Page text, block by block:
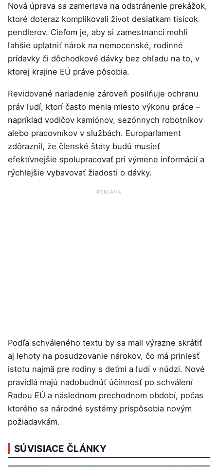
Nová úprava sa zameriava na odstránenie prekážok,
ktoré doteraz komplikovali život desiatkam tisícok
pendlerov. Cieľom je, aby si zamestnanci mohli
ľahšie uplatniť nárok na nemocenské, rodinné
prídavky či dôchodkové dávky bez ohľadu na to, v
ktorej krajine EÚ práve pôsobia.
Revidované nariadenie zároveň posilňuje ochranu
práv ľudí, ktorí často menia miesto výkonu práce –
napríklad vodičov kamiónov, sezónnych robotníkov
alebo pracovníkov v službách. Europarlament
zdôraznil, že členské štáty budú musieť
efektívnejšie spolupracovať pri výmene informácií a
rýchlejšie vybavovať žiadosti o dávky.
REKLAMA
Podľa schváleného textu by sa mali výrazne skrátiť
aj lehoty na posudzovanie nárokov, čo má priniesť
istotu najmä pre rodiny s deťmi a ľudí v núdzi. Nové
pravidlá majú nadobudnúť účinnosť po schválení
Radou EÚ a následnom prechodnom období, počas
ktorého sa národné systémy prispôsobia novým
požiadavkám.
SÚVISIACE ČLÁNKY